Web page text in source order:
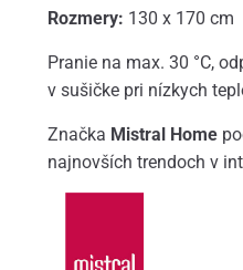
Rozmery: 130 x 170 cm
Pranie na max. 30 °C,
v sušičke pri nízkych
Značka Mistral Home
najnovších trendoch v